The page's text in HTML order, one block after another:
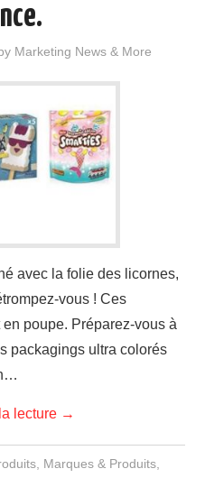
Marketing News & More
avec la folie des licornes,
vous ! Ces
poupe. Préparez-vous à
packagings ultra colorés
lecture →
, Marques & Produits,